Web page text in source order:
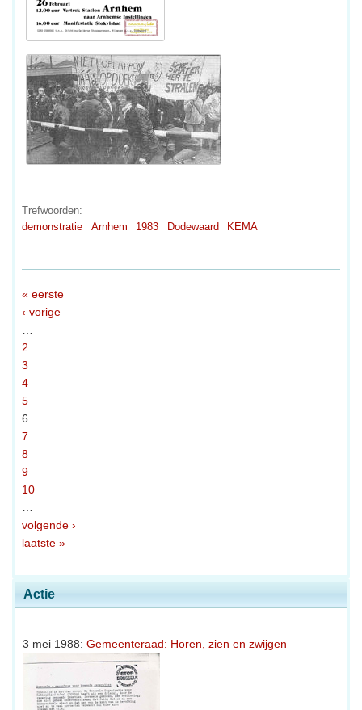
Actie
3 mei 1988: Gemeenteraad: Horen, zien en zwijgen
Trefwoorden:
demonstratie
Arnhem 1983 Dodewaard KEMA
« eerste
‹ vorige
…
2
3
4
5
6
7
8
9
10
…
volgende ›
laatste »